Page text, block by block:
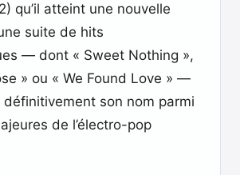
qu’il atteint une nouvelle
suite de hits
— dont « Sweet Nothing »,
» ou « We Found Love » —
son nom parmi
de l’électro-pop